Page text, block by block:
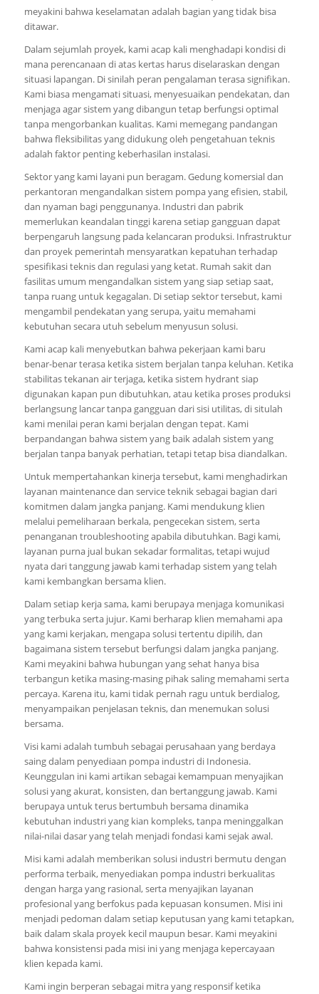
meyakini bahwa keselamatan adalah bagian yang tidak bisa
ditawar.
Dalam sejumlah proyek, kami acap kali menghadapi kondisi di
mana perencanaan di atas kertas harus diselaraskan dengan
situasi lapangan. Di sinilah peran pengalaman terasa signifikan.
Kami biasa mengamati situasi, menyesuaikan pendekatan, dan
menjaga agar sistem yang dibangun tetap berfungsi optimal
tanpa mengorbankan kualitas. Kami memegang pandangan
bahwa fleksibilitas yang didukung oleh pengetahuan teknis
adalah faktor penting keberhasilan instalasi.
Sektor yang kami layani pun beragam. Gedung komersial dan
perkantoran mengandalkan sistem pompa yang efisien, stabil,
dan nyaman bagi penggunanya. Industri dan pabrik
memerlukan keandalan tinggi karena setiap gangguan dapat
berpengaruh langsung pada kelancaran produksi. Infrastruktur
dan proyek pemerintah mensyaratkan kepatuhan terhadap
spesifikasi teknis dan regulasi yang ketat. Rumah sakit dan
fasilitas umum mengandalkan sistem yang siap setiap saat,
tanpa ruang untuk kegagalan. Di setiap sektor tersebut, kami
mengambil pendekatan yang serupa, yaitu memahami
kebutuhan secara utuh sebelum menyusun solusi.
Kami acap kali menyebutkan bahwa pekerjaan kami baru
benar-benar terasa ketika sistem berjalan tanpa keluhan. Ketika
stabilitas tekanan air terjaga, ketika sistem hydrant siap
digunakan kapan pun dibutuhkan, atau ketika proses produksi
berlangsung lancar tanpa gangguan dari sisi utilitas, di situlah
kami menilai peran kami berjalan dengan tepat. Kami
berpandangan bahwa sistem yang baik adalah sistem yang
berjalan tanpa banyak perhatian, tetapi tetap bisa diandalkan.
Untuk mempertahankan kinerja tersebut, kami menghadirkan
layanan maintenance dan service teknik sebagai bagian dari
komitmen dalam jangka panjang. Kami mendukung klien
melalui pemeliharaan berkala, pengecekan sistem, serta
penanganan troubleshooting apabila dibutuhkan. Bagi kami,
layanan purna jual bukan sekadar formalitas, tetapi wujud
nyata dari tanggung jawab kami terhadap sistem yang telah
kami kembangkan bersama klien.
Dalam setiap kerja sama, kami berupaya menjaga komunikasi
yang terbuka serta jujur. Kami berharap klien memahami apa
yang kami kerjakan, mengapa solusi tertentu dipilih, dan
bagaimana sistem tersebut berfungsi dalam jangka panjang.
Kami meyakini bahwa hubungan yang sehat hanya bisa
terbangun ketika masing-masing pihak saling memahami serta
percaya. Karena itu, kami tidak pernah ragu untuk berdialog,
menyampaikan penjelasan teknis, dan menemukan solusi
bersama.
Visi kami adalah tumbuh sebagai perusahaan yang berdaya
saing dalam penyediaan pompa industri di Indonesia.
Keunggulan ini kami artikan sebagai kemampuan menyajikan
solusi yang akurat, konsisten, dan bertanggung jawab. Kami
berupaya untuk terus bertumbuh bersama dinamika
kebutuhan industri yang kian kompleks, tanpa meninggalkan
nilai-nilai dasar yang telah menjadi fondasi kami sejak awal.
Misi kami adalah memberikan solusi industri bermutu dengan
performa terbaik, menyediakan pompa industri berkualitas
dengan harga yang rasional, serta menyajikan layanan
profesional yang berfokus pada kepuasan konsumen. Misi ini
menjadi pedoman dalam setiap keputusan yang kami tetapkan,
baik dalam skala proyek kecil maupun besar. Kami meyakini
bahwa konsistensi pada misi ini yang menjaga kepercayaan
klien kepada kami.
Kami ingin berperan sebagai mitra yang responsif ketika